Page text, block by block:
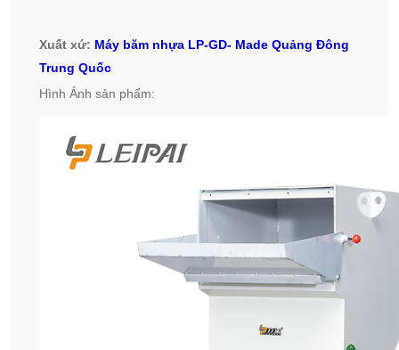
Xuất xứ: Máy băm nhựa LP-GD- Made Quảng Đông
Trung Quốc
Hình Ảnh sản phẩm: